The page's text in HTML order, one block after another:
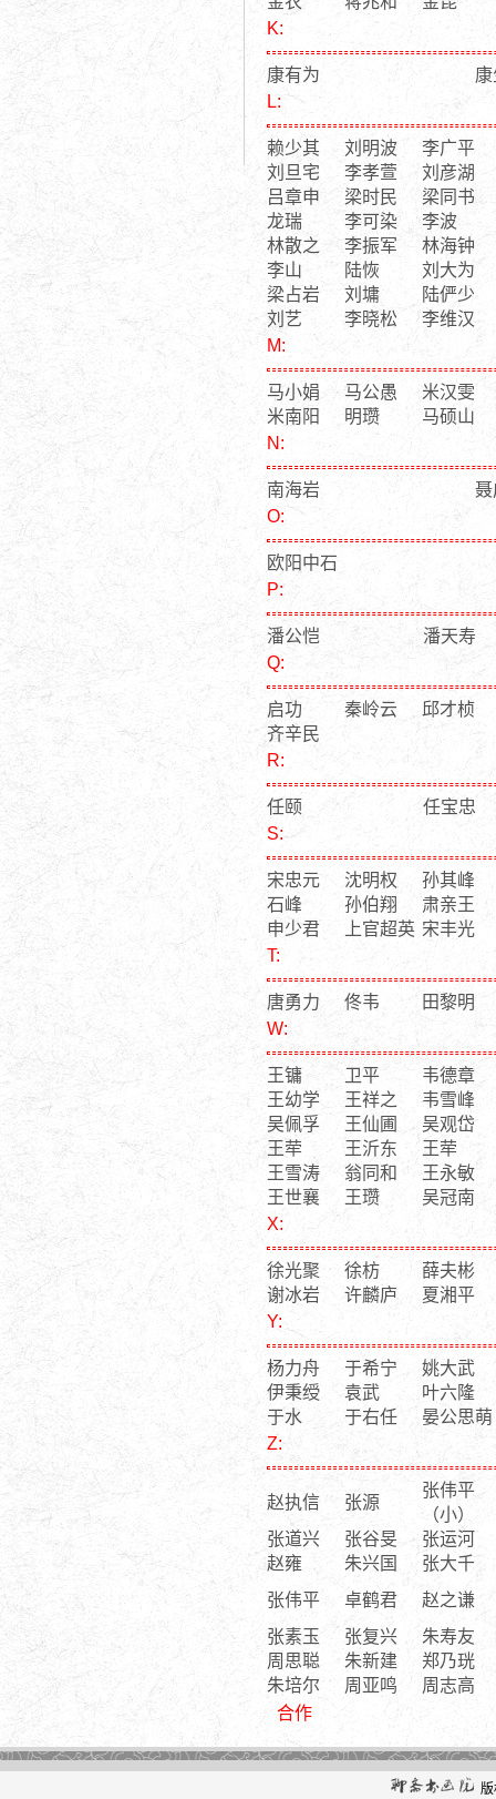
K:
康有为
L:
赖少其 刘明波
李广平
刘旦宅
李孝萱
刘彦湖
吕章申
梁时民
梁同书
龙瑞
李可染
李波
林散之
李振军
林海钟
李山
陆恢
刘大为
梁占岩
刘墉
陆俨少
刘艺
李晓松
李维汉
M:
马小娟 马公愚
米汉雯
米南阳
明瓒
马硕山
N:
南海岩
聂
O:
欧阳中石
P:
潘公恺
潘天寿
Q:
启功 秦岭云
邱才桢
齐辛民
R:
任颐
任宝忠
S:
宋忠元 沈明权
孙其峰
石峰
孙伯翔
肃亲王
申少君
上官超英 宋丰光
T:
唐勇力 佟韦
田黎明
W:
王镛 卫平
韦德章
王幼学
王祥之
韦雪峰
吴佩孚
王仙圃
吴观岱
王荦
王沂东
王荦
王雪涛
翁同和
王永敏
王世襄
王瓒
吴冠南
X:
徐光聚 徐枋
薛夫彬
谢冰岩
许麟庐
夏湘平
Y:
杨力舟 于希宁
姚大武
伊秉绶
袁武
叶六隆
于水
于右任
晏公思萌
Z:
赵执信 张源
张伟平
（小）
张道兴
张谷旻
张运河
赵雍
朱兴国
张大千
张伟平
卓鹤君
赵之谦
张素玉
张复兴
朱寿友
周思聪
朱新建
郑乃珖
朱培尔
周亚鸣
周志高
合作